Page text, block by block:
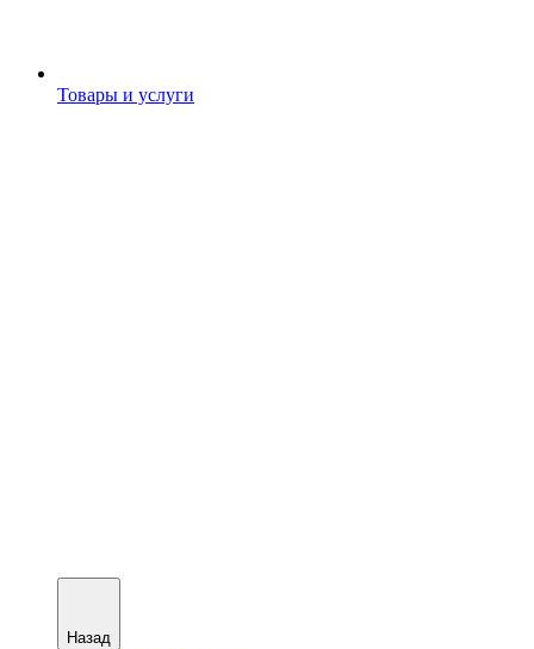
Товары и услуги
Назад